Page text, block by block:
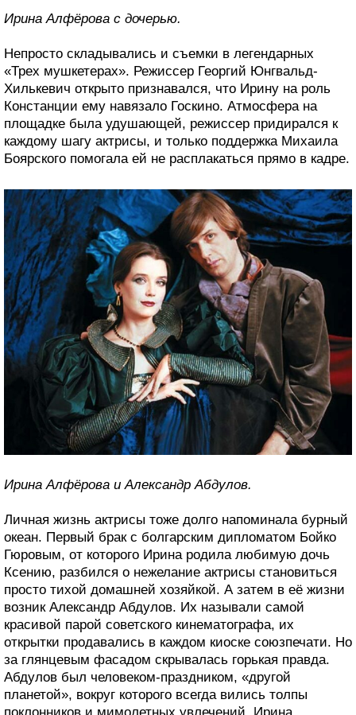
Ирина Алфёрова с дочерью.
Непросто складывались и съемки в легендарных
«Трех мушкетерах». Режиссер Георгий Юнгвальд-
Хилькевич открыто признавался, что Ирину на роль
Констанции ему навязало Госкино. Атмосфера на
площадке была удушающей, режиссер придирался к
каждому шагу актрисы, и только поддержка Михаила
Боярского помогала ей не расплакаться прямо в кадре.
Ирина Алфёрова и Александр Абдулов.
Личная жизнь актрисы тоже долго напоминала бурный
океан. Первый брак с болгарским дипломатом Бойко
Гюровым, от которого Ирина родила любимую дочь
Ксению, разбился о нежелание актрисы становиться
просто тихой домашней хозяйкой. А затем в её жизни
возник Александр Абдулов. Их называли самой
красивой парой советского кинематографа, их
открытки продавались в каждом киоске союзпечати. Но
за глянцевым фасадом скрывалась горькая правда.
Абдулов был человеком-праздником, «другой
планетой», вокруг которого всегда вились толпы